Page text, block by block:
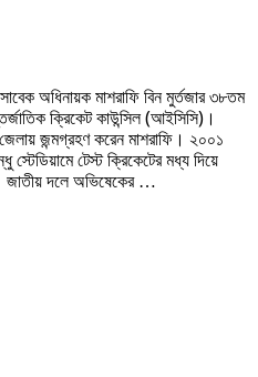
অধিনায়ক মাশরাফি বিন মুর্তজার ৩৮তম
ক্রিকেট কাউন্সিল (আইসিসি)।
জন্মগ্রহণ করেন মাশরাফি। ২০০১
স্টেডিয়ামে টেস্ট ক্রিকেটের মধ্য দিয়ে
জাতীয় দলে অভিষেকের …